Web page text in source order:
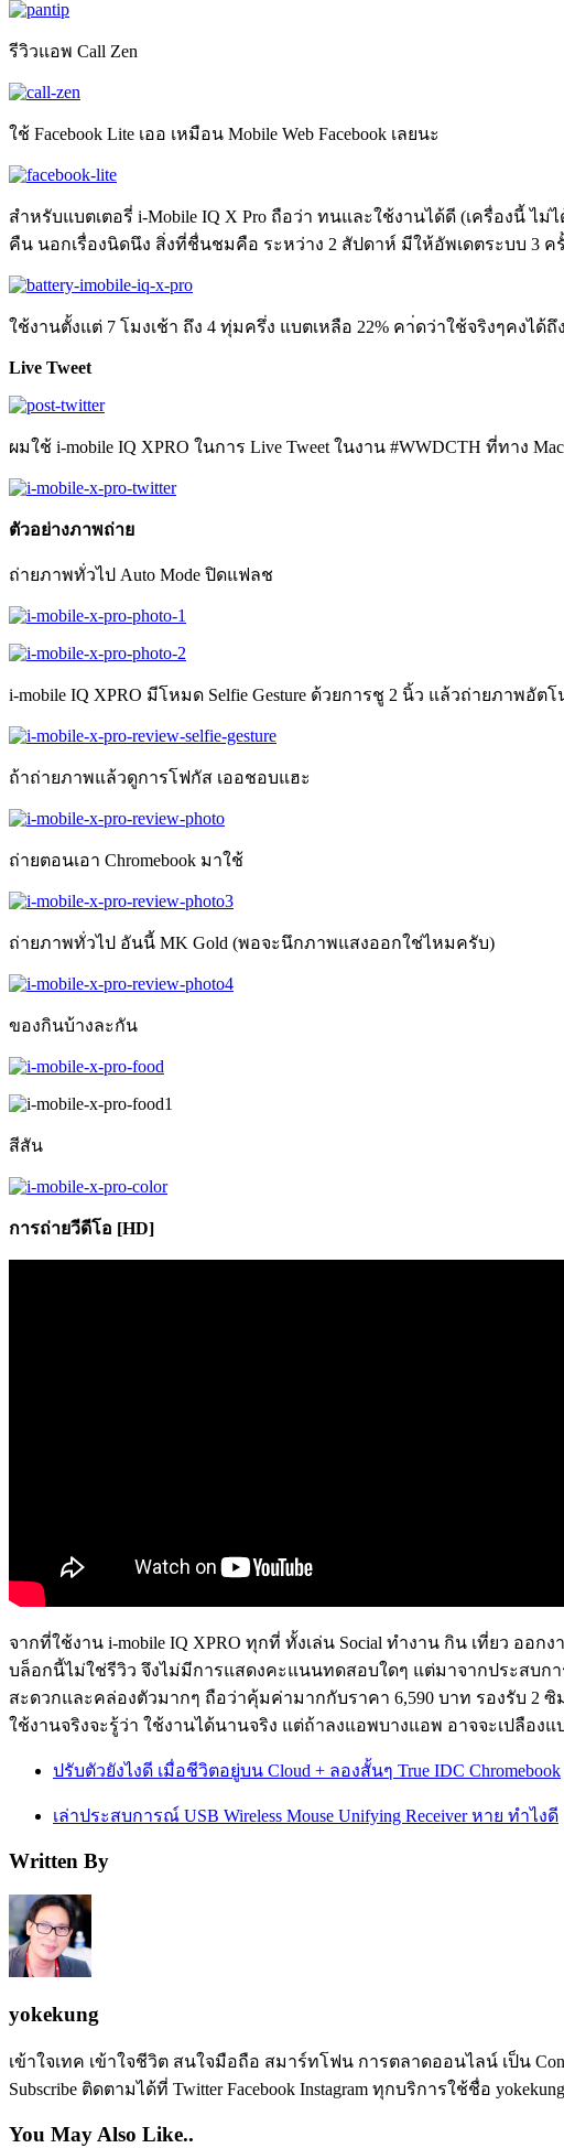
รีวิวแอพ Call Zen
ใช้ Facebook Lite เออ เหมือน Mobile Web Facebook เลยนะ
สำหรับแบตเตอรี่ i-Mobile IQ X Pro ถือว่า ทนและใช้งานได้ดี (เครื่องนี้ ไม่
คืน นอกเรื่องนิดนึง สิ่งที่ชื่นชมคือ ระหว่าง 2 สัปดาห์ มีให้อัพเดตระบบ 3 ค
ใช้งานตั้งแต่ 7 โมงเช้า ถึง 4 ทุ่มครึ่ง แบตเหลือ 22% คา่ดว่าใช้จริงๆคงได้
Live Tweet
ผมใช้ i-mobile IQ XPRO ในการ Live Tweet ในงาน #WWDCTH ที่ทาง
ตัวอย่างภาพถ่าย
ถ่ายภาพทั่วไป Auto Mode ปิดแฟลช
i-mobile IQ XPRO มีโหมด Selfie Gesture ด้วยการชู 2 นิ้ว แล้วถ่ายภาพอั
ถ้าถ่ายภาพแล้วดูการโฟกัส เออชอบแฮะ
ถ่ายตอนเอา Chromebook มาใช้
ถ่ายภาพทั่วไป อันนี้ MK Gold (พอจะนึกภาพแสงออกใช่ไหมครับ)
ของกินบ้างละกัน
สีสัน
การถ่ายวีดีโอ [HD]
จากที่ใช้งาน i-mobile IQ XPRO ทุกที่ ทั้งเล่น Social ทำงาน กิน เที่ยว ออ
บล็อกนี้ไม่ใช่รีวิว จึงไม่มีการแสดงคะแนนทดสอบใดๆ แต่มาจากประสบก
สะดวกและคล่องตัวมากๆ ถือว่าคุ้มค่ามากกับราคา 6,590 บาท รองรับ 2
ใช้งานจริงจะรู้ว่า ใช้งานได้นานจริง แต่ถ้าลงแอพบางแอพ อาจจะเปลือ
ปรับตัวยังไงดี เมื่อชีวิตอยู่บน Cloud + ลองสั้นๆ True IDC Chromebook
เล่าประสบการณ์ USB Wireless Mouse Unifying Receiver หาย ทำไงดี
Written By
yokekung
เข้าใจเทค เข้าใจชีวิต สนใจมือถือ สมาร์ทโฟน การตลาดออนไลน์ เป็น
Subscribe ติดตามได้ที่ Twitter Facebook Instagram ทุกบริการใช้ชื่อ yokekung
You May Also Like..